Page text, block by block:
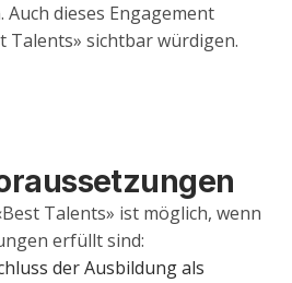
dieses Engagement
Talents» sichtbar würdigen.
Talents» ist möglich, wenn
erfüllt sind:
der Ausbildung als